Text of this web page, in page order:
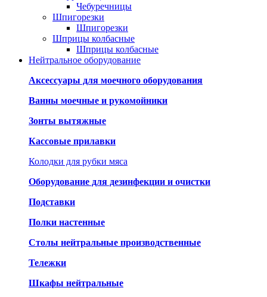
Чебуречницы
Шпигорезки
Шпигорезки
Шприцы колбасные
Шприцы колбасные
Нейтральное оборудование
Аксессуары для моечного оборудования
Ванны моечные и рукомойники
Зонты вытяжные
Кассовые прилавки
Колодки для рубки мяса
Оборудование для дезинфекции и очистки
Подставки
Полки настенные
Столы нейтральные производственные
Тележки
Шкафы нейтральные